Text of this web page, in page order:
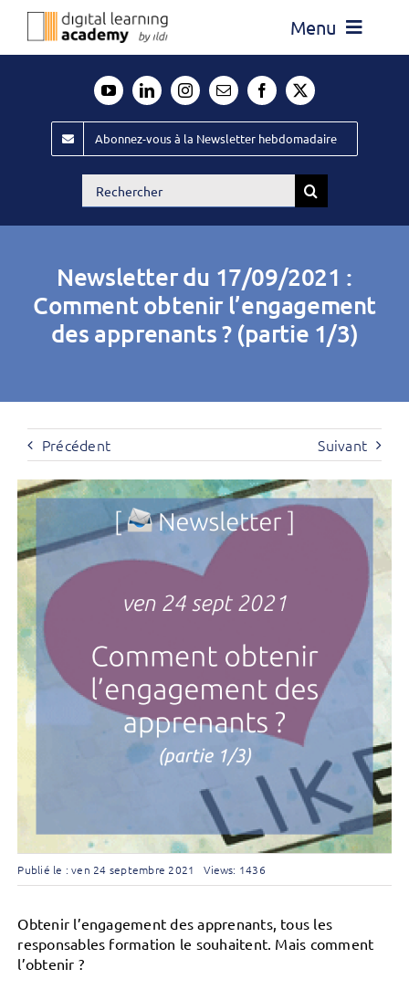
Passer
Menu
Évènements ILDI
Offres d’emploi
Publiez
Contact
Abonnez-vous à la Newsletter hebdomadaire
Rechercher:
Newsletter du 17/09/2021 :
Comment obtenir l’engagement
des apprenants ? (partie 1/3)
Précédent Suivant
Publié le : ven 24 septembre 2021 Views: 1436
Obtenir l’engagement des apprenants, tous les
responsables formation le souhaitent. Mais comment
l’obtenir ?